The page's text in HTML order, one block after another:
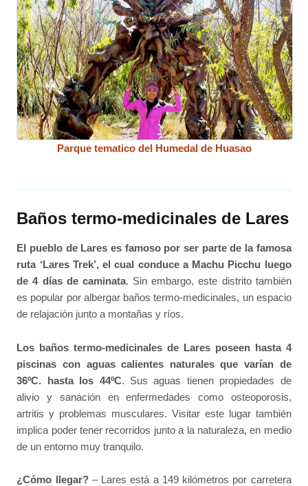
Parque tematico del Humedal de Huasao
Baños termo-medicinales de Lares
El pueblo de Lares es famoso por ser parte de la famosa
ruta ‘Lares Trek’, el cual conduce a Machu Picchu luego
de 4 días de caminata. Sin embargo, este distrito también
es popular por albergar baños termo-medicinales, un espacio
de relajación junto a montañas y ríos.
Los baños termo-medicinales de Lares poseen hasta 4
piscinas con aguas calientes naturales que varían de
36ºC. hasta los 44ºC. Sus aguas tienen propiedades de
alivio y sanación en enfermedades como osteoporosis,
artritis y problemas musculares. Visitar este lugar también
implica poder tener recorridos junto a la naturaleza, en medio
de un entorno muy tranquilo.
¿Cómo llegar?– Lares está a 149 kilómetros por carretera